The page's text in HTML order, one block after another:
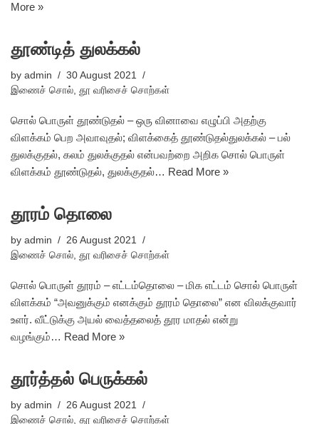
More »
தூண்டித் துலக்கல்
by admin
30 August 2021
இணைச் சொல், தூ வரிசைச் சொற்கள்
சொல் பொருள் தூண்டுதல் – ஒரு வினாவை எழுப்பி அதற்கு
விளக்கம் பெற அவாவுதல்; விளக்கைத் தூண்டுதல்துலக்கல் – பல்
துலக்குதல், கலம் துலக்குதல் என்பவற்றை அறிக சொல் பொருள்
விளக்கம் தூண்டுதல், துலக்குதல்… Read More »
தூரம் தொலை
by admin
26 August 2021
இணைச் சொல், தூ வரிசைச் சொற்கள்
சொல் பொருள் தூரம் – எட்டம்தொலை – மிக எட்டம் சொல் பொருள்
விளக்கம் “அவனுக்கும் எனக்கும் தூரம் தொலை” என விலக்குவார்
உளர். வீட்டுக்கு அயல் வைத்தலைத் தூர மாதல் என்று
வழங்கும்… Read More »
தூர்த்தல் பெருக்கல்
by admin
26 August 2021
இணைச் சொல், தூ வரிசைச் சொற்கள்